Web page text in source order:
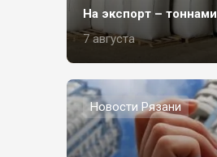
На экспорт – тоннами
7 августа
Новости Рязани